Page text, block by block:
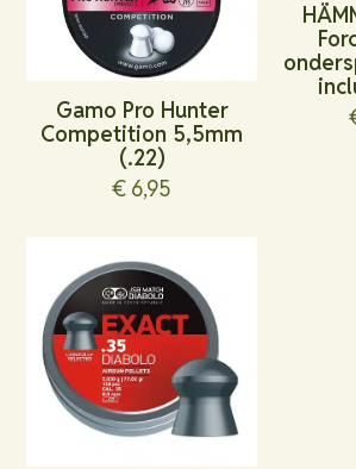
Gamo Pro Hunter
Competition 5,5mm
(.22)
€ 6,95